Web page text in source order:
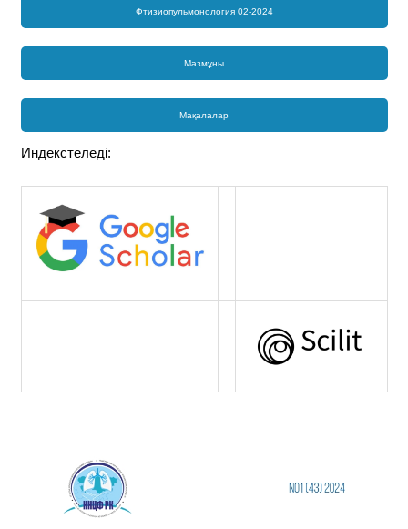
Фтизиопульмонология 02-2024
Мазмұны
Мақалалар
Индекстеледі: